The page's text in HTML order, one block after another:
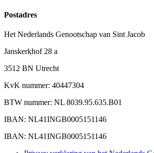
Postadres
Het Nederlands Genootschap van Sint Jacob
Janskerkhof 28 a
3512 BN Utrecht
KvK nummer: 40447304
BTW nummer: NL 8039.95.635.B01
IBAN: NL41INGB0005151146
IBAN: NL41INGB0005151146